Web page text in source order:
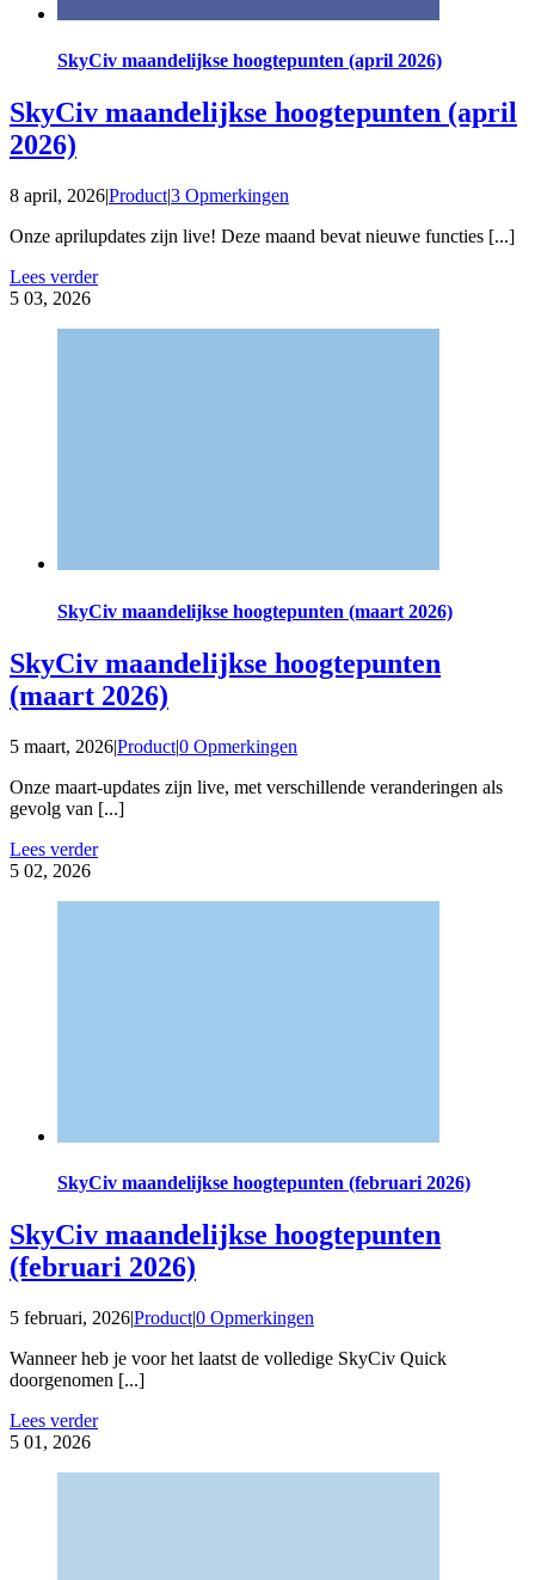
SkyCiv maandelijkse hoogtepunten (april 2026)
SkyCiv maandelijkse hoogtepunten (april
2026)
8 april, 2026|Product|3 Opmerkingen
Onze aprilupdates zijn live! Deze maand bevat nieuwe functies [...]
Lees verder
5 03, 2026
SkyCiv maandelijkse hoogtepunten (maart 2026)
SkyCiv maandelijkse hoogtepunten
(maart 2026)
5 maart, 2026|Product|0 Opmerkingen
Onze maart-updates zijn live, met verschillende veranderingen als
gevolg van [...]
Lees verder
5 02, 2026
SkyCiv maandelijkse hoogtepunten (februari 2026)
SkyCiv maandelijkse hoogtepunten
(februari 2026)
5 februari, 2026|Product|0 Opmerkingen
Wanneer heb je voor het laatst de volledige SkyCiv Quick
doorgenomen [...]
Lees verder
5 01, 2026